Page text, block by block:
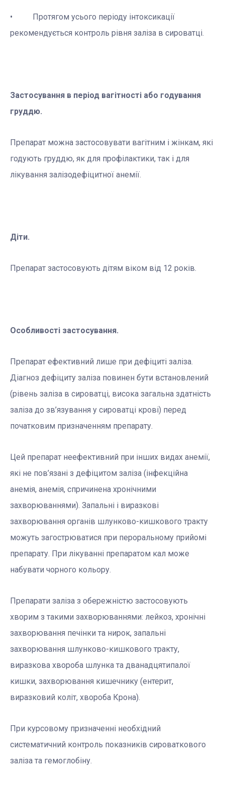
• Протягом усього періоду інтоксикації
рекомендується контроль рівня заліза в сироватці.
Застосування в період вагітності або годування
груддю.
Препарат можна застосовувати вагітним і жінкам, які
годують груддю, як для профілактики, так і для
лікування залізодефіцитної анемії.
Діти.
Препарат застосовують дітям віком від 12 років.
Особливості застосування.
Препарат ефективний лише при дефіциті заліза.
Діагноз дефіциту заліза повинен бути встановлений
(рівень заліза в сироватці, висока загальна здатність
заліза до зв’язування у сироватці крові) перед
початковим призначенням препарату.
Цей препарат неефективний при інших видах анемії,
які не пов’язані з дефіцитом заліза (інфекційна
анемія, анемія, спричинена хронічними
захворюваннями). Запальні і виразкові
захворювання органів шлунково-кишкового тракту
можуть загострюватися при пероральному прийомі
препарату. При лікуванні препаратом кал може
набувати чорного кольору.
Препарати заліза з обережністю застосовують
хворим з такими захворюваннями: лейкоз, хронічні
захворювання печінки та нирок, запальні
захворювання шлунково-кишкового тракту,
виразкова хвороба шлунка та дванадцятипалої
кишки, захворювання кишечнику (ентерит,
виразковий коліт, хвороба Крона).
При курсовому призначенні необхідний
систематичний контроль показників сироваткового
заліза та гемоглобіну.